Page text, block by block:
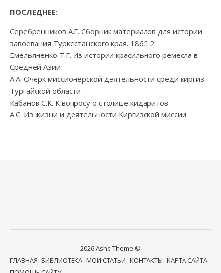
ПОСЛЕДНЕЕ:
Серебренников А.Г. Сборник материалов для истории
завоевания Туркестанского края. 1865 2
Емельяненко Т.Г. Из истории красильного ремесла в
Средней Азии
А.А. Очерк миссионерской деятельности среди киргиз
Тургайской области
Кабанов С.К. К вопросу о столице кидаритов
А.С. Из жизни и деятельности Киргизской миссии
2026 Ashe Theme ©
ГЛАВНАЯ БИБЛИОТЕКА МОИ СТАТЬИ КОНТАКТЫ КАРТА САЙТА